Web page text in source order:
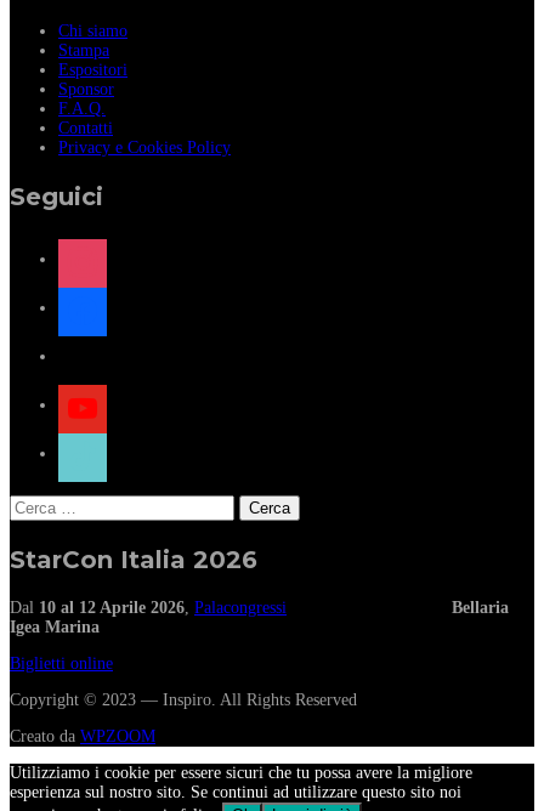
Chi siamo
Stampa
Espositori
Sponsor
F.A.Q.
Contatti
Privacy e Cookies Policy
Seguici
instagram
facebook
x
youtube
tiktok
Ricerca
per:
StarCon Italia 2026
Dal 10 al 12 Aprile 2026, Palacongressi
Bellaria
Igea Marina
Biglietti online
Copyright © 2023 — Inspiro. All Rights Reserved
Creato da WPZOOM
Utilizziamo i cookie per essere sicuri che tu possa avere la migliore
esperienza sul nostro sito. Se continui ad utilizzare questo sito noi